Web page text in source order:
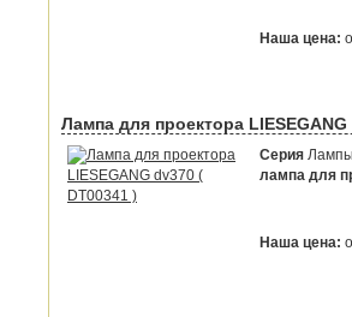
Наша цена:
Лампа для проектора
Серия
лампа для
Наша цена: